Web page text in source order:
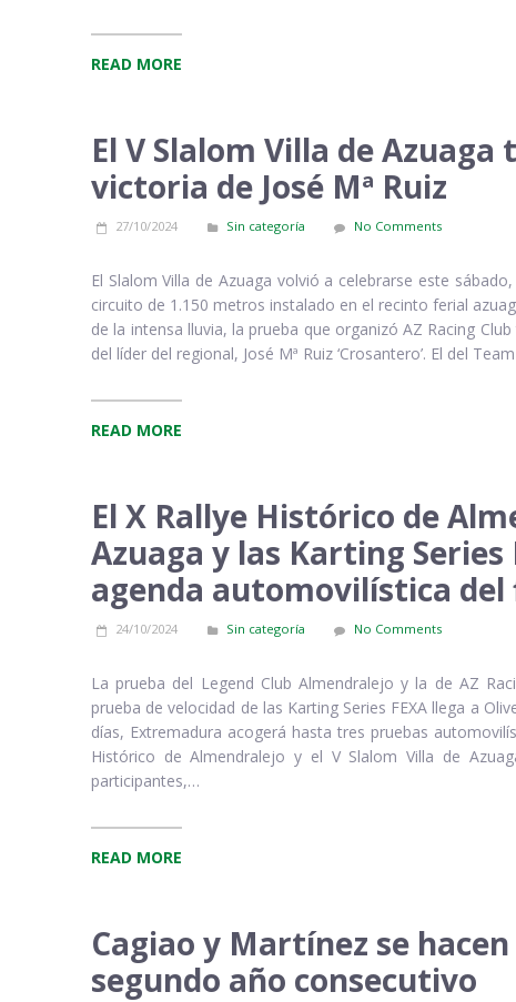
READ MORE
El V Slalom Villa de
victoria de José Mª Ruiz
27/10/2024 Sin categoría No Comments
El Slalom Villa de Azuaga volvió a celebrarse este
circuito de 1.150 metros instalado en el recinto ferial
de la intensa lluvia, la prueba que organizó AZ Racing
del líder del regional, José Mª Ruiz ‘Crosantero’. El del
READ MORE
El X Rallye Histórico de
Azuaga y las Karting
agenda automovilística del
24/10/2024 Sin categoría No Comments
La prueba del Legend Club Almendralejo y la de AZ
prueba de velocidad de las Karting Series FEXA llega a
días, Extremadura acogerá hasta tres pruebas
Histórico de Almendralejo y el V Slalom Villa de
participantes,…
READ MORE
Cagiao y Martínez se
segundo año consecutivo